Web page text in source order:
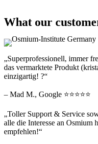
What our
„Superprofessionell, immer
das vermarktete Produkt
einzigartig! ?“
– Mad M., Google ⭐⭐⭐⭐⭐
„Toller Support & Service
alle die Interesse an Osmium
empfehlen!“